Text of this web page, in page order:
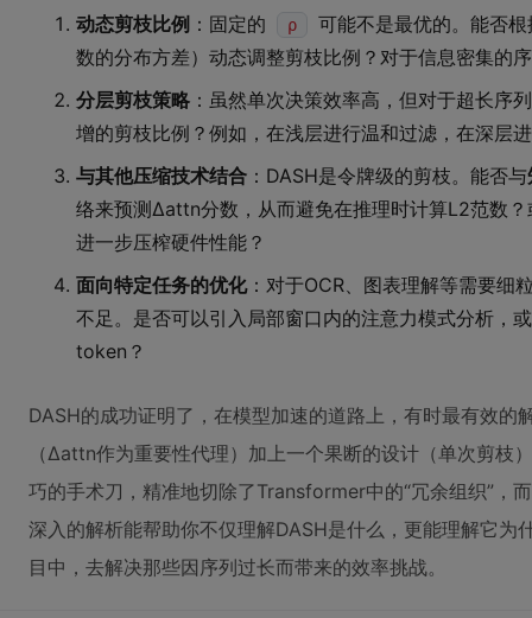
动态剪枝比例 ：固定的 ρ
可能不是最优的。能否
数的分布方差）动态调整剪枝比例？对于信息密集的
分层剪枝策略 ：虽然单次决策效率高，但对于超长序
增的剪枝比例？例如，在浅层进行温和过滤，在深层
与其他压缩技术结合 ：DASH是令牌级的剪枝。能否与
络来预测Δattn分数，从而避免在推理时计算L2范数？
进一步压榨硬件性能？
面向特定任务的优化：对于OCR、图表理解等需要细
不足。是否可以引入局部窗口内的注意力模式分析，
token？
DASH的成功证明了，在模型加速的道路上，有时最有效的
（Δattn作为重要性代理）加上一个果断的设计（单次剪枝
巧的手术刀，精准地切除了Transformer中的“冗余组织”，
深入的解析能帮助你不仅理解DASH是什么，更能理解它为
目中，去解决那些因序列过长而带来的效率挑战。